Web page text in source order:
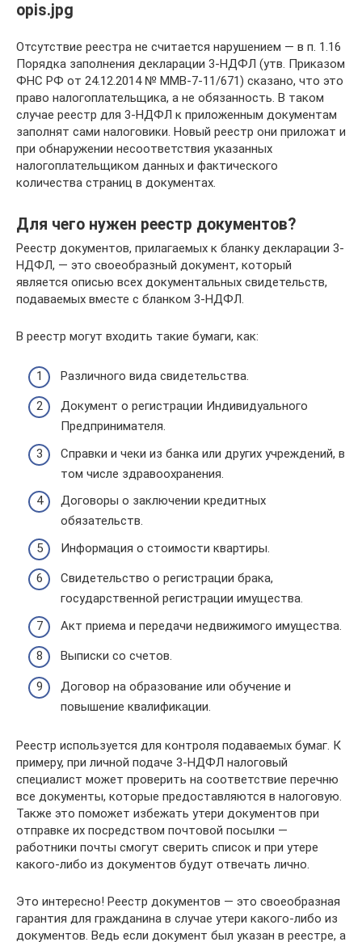
opis.jpg
Отсутствие реестра не считается нарушением — в п. 1.16
Порядка заполнения декларации 3-НДФЛ (утв. Приказом
ФНС РФ от 24.12.2014 № ММВ-7-11/671) сказано, что это
право налогоплательщика, а не обязанность. В таком
случае реестр для 3-НДФЛ к приложенным документам
заполнят сами налоговики. Новый реестр они приложат и
при обнаружении несоответствия указанных
налогоплательщиком данных и фактического
количества страниц в документах.
Для чего нужен реестр документов?
Реестр документов, прилагаемых к бланку декларации 3-
НДФЛ, — это своеобразный документ, который
является описью всех документальных свидетельств,
подаваемых вместе с бланком 3-НДФЛ.
В реестр могут входить такие бумаги, как:
Различного вида свидетельства.
Документ о регистрации Индивидуального
Предпринимателя.
Справки и чеки из банка или других учреждений, в
том числе здравоохранения.
Договоры о заключении кредитных
обязательств.
Информация о стоимости квартиры.
Свидетельство о регистрации брака,
государственной регистрации имущества.
Акт приема и передачи недвижимого имущества.
Выписки со счетов.
Договор на образование или обучение и
повышение квалификации.
Реестр используется для контроля подаваемых бумаг. К
примеру, при личной подаче 3-НДФЛ налоговый
специалист может проверить на соответствие перечню
все документы, которые предоставляются в налоговую.
Также это поможет избежать утери документов при
отправке их посредством почтовой посылки —
работники почты смогут сверить список и при утере
какого-либо из документов будут отвечать лично.
Это интересно! Реестр документов — это своеобразная
гарантия для гражданина в случае утери какого-либо из
документов. Ведь если документ был указан в реестре, а